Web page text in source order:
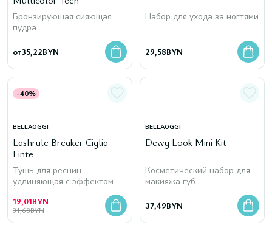
Бронзирующая сияющая
пудра
от35,22BYN
Набор для ухода за ногтями
29,58BYN
-40%
BELLAOGGI
Lashrule Breaker Ciglia
Finte
Тушь для ресниц
удлиняющая с эффектом
19,01BYN
31,68BYN
BELLAOGGI
Dewy Look Mini Kit
Косметический набор для
макияжа губ
37,49BYN